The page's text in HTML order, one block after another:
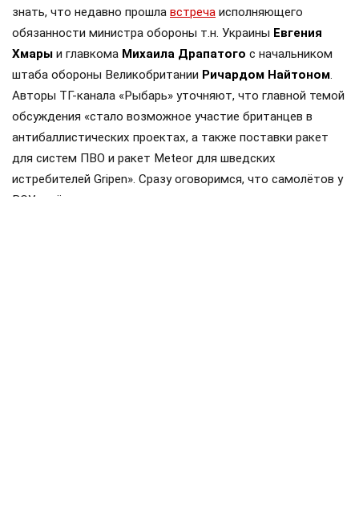
знать, что недавно прошла встреча исполняющего
обязанности министра обороны т.н. Украины Евгения
Хмары и главкома Михаила Драпатого с начальником
штаба обороны Великобритании Ричардом Найтоном.
Авторы ТГ-канала «Рыбарь» уточняют, что главной темой
обсуждения «стало возможное участие британцев в
антибаллистических проектах, а также поставки ракет
для систем ПВО и ракет Meteor для шведских
истребителей Gripen». Сразу оговоримся, что самолётов у
ВСУ ещё нет, но планы на них уже наполеоновские.